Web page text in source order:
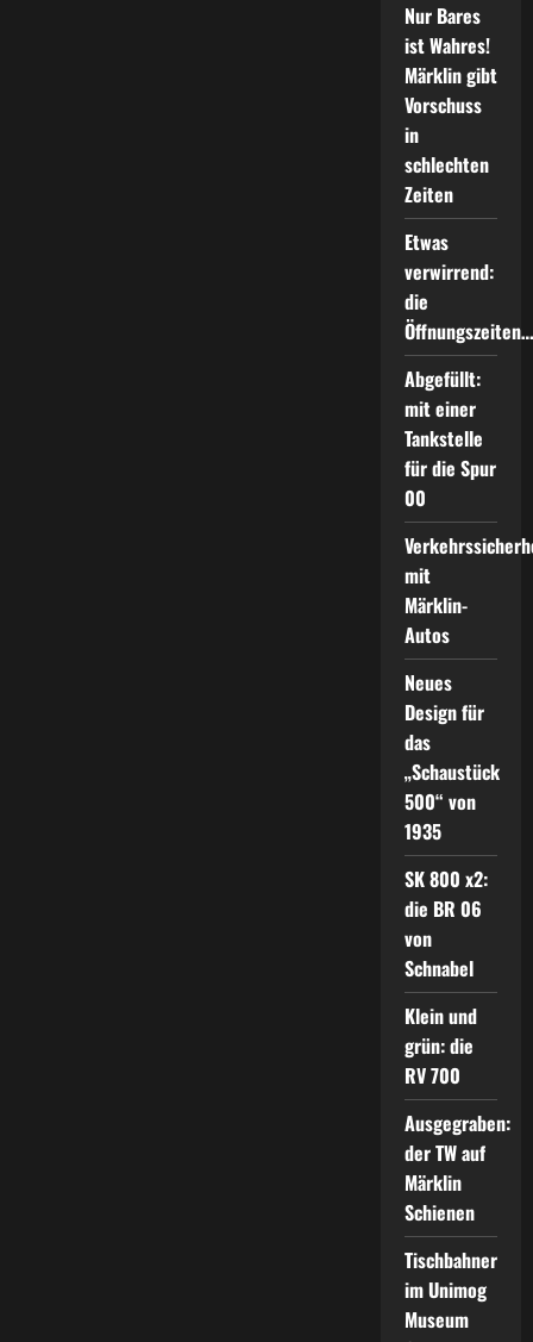
Nur Bares
ist Wahres!
Märklin gibt
Vorschuss
in
schlechten
Zeiten
Etwas
verwirrend:
die
Öffnungszeiten…
Abgefüllt:
mit einer
Tankstelle
für die Spur
00
mit
Märklin-
Autos
Neues
Design für
das
„Schaustück
500“ von
1935
SK 800 x2:
die BR 06
von
Schnabel
Klein und
grün: die
RV 700
Ausgegraben:
der TW auf
Märklin
Schienen
Tischbahner
im Unimog
Museum